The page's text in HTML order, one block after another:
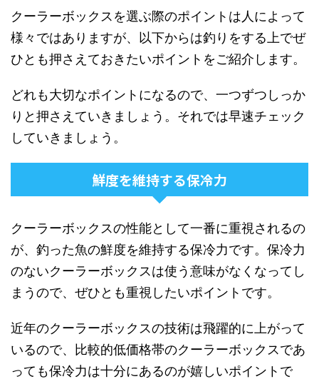
クーラーボックスを選ぶ際のポイントは人によって
様々ではありますが、以下からは釣りをする上でぜ
ひとも押さえておきたいポイントをご紹介します。
どれも大切なポイントになるので、一つずつしっか
りと押さえていきましょう。それでは早速チェック
していきましょう。
鮮度を維持する保冷力
クーラーボックスの性能として一番に重視されるの
が、釣った魚の鮮度を維持する保冷力です。保冷力
のないクーラーボックスは使う意味がなくなってし
まうので、ぜひとも重視したいポイントです。
近年のクーラーボックスの技術は飛躍的に上がって
いるので、比較的低価格帯のクーラーボックスであ
っても保冷力は十分にあるのが嬉しいポイントで